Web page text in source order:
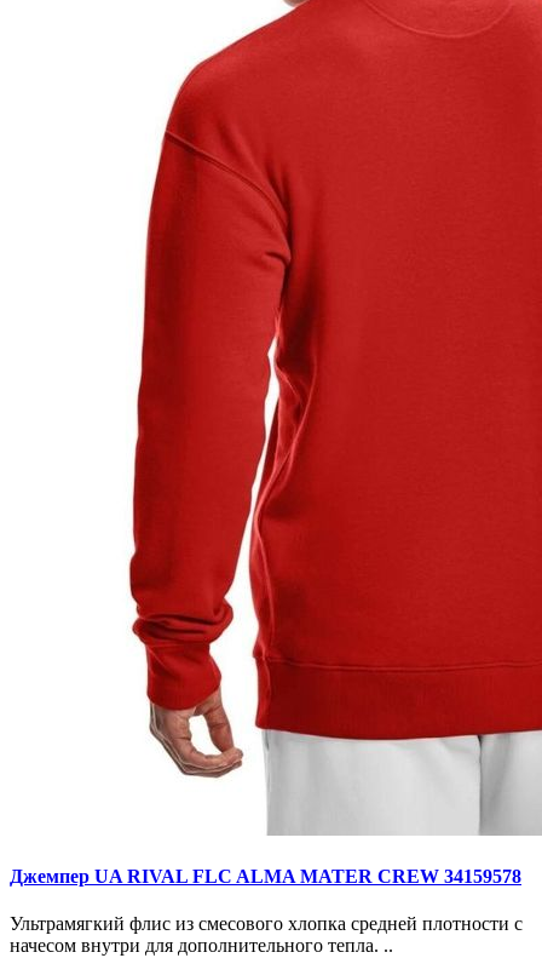
Джемпер UA RIVAL FLC ALMA MATER CREW 34159578
Ультрамягкий флис из смесового хлопка средней плотности с
начесом внутри для дополнительного тепла. ..